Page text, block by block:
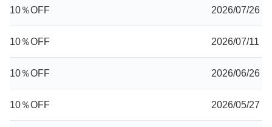
10％OFF 2026/07/26
10％OFF 2026/07/11
10％OFF 2026/06/26
10％OFF 2026/05/27